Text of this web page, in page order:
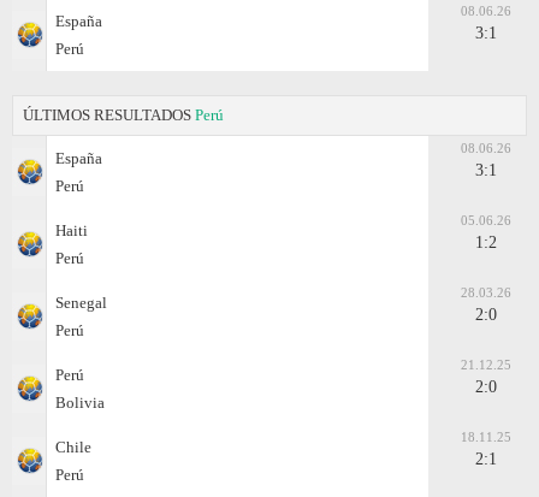
España
Perú
08.06.26
3:1
ÚLTIMOS RESULTADOS Perú
España
Perú
08.06.26
3:1
Haiti
Perú
05.06.26
1:2
Senegal
Perú
28.03.26
2:0
Perú
Bolivia
21.12.25
2:0
Chile
Perú
18.11.25
2:1